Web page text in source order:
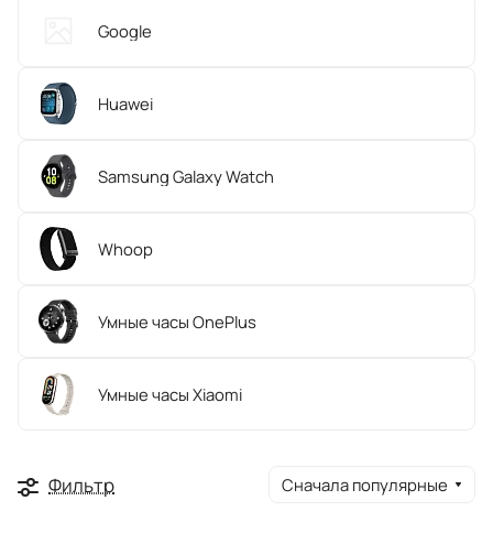
Google
Huawei
Samsung Galaxy Watch
Whoop
Умные часы OnePlus
Умные часы Xiaomi
Фильтр Сначала популярные